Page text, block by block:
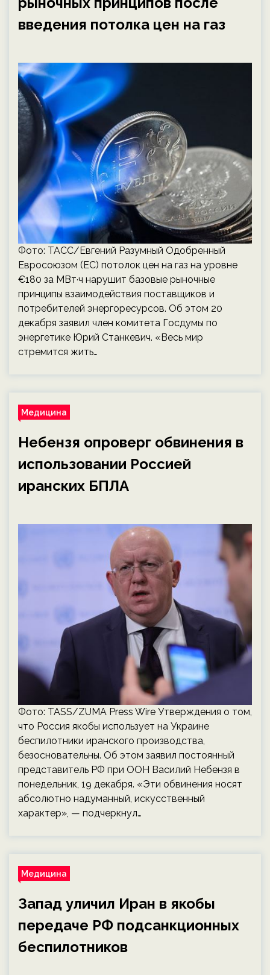
введения потолка цен на газ
Фото: ТАСС/Евгений Разумный Одобренный
Евросоюзом (ЕС) потолок цен на газ на уровне
€180 за МВт·ч нарушит базовые рыночные
принципы взаимодействия поставщиков и
потребителей энергоресурсов. Об этом 20
декабря заявил член комитета Госдумы по
энергетике Юрий Станкевич. «Весь мир
стремится жить…
Медицина
Небензя опроверг обвинения в
использовании Россией
иранских БПЛА
Фото: ТАSS/ZUMA Press Wire Утверждения о том,
что Россия якобы использует на Украине
беспилотники иранского производства,
безосновательны. Об этом заявил постоянный
представитель РФ при ООН Василий Небензя в
понедельник, 19 декабря. «Эти обвинения носят
абсолютно надуманный, искусственный
характер», — подчеркнул…
Медицина
Запад уличил Иран в якобы
передаче РФ подсанкционных
беспилотников